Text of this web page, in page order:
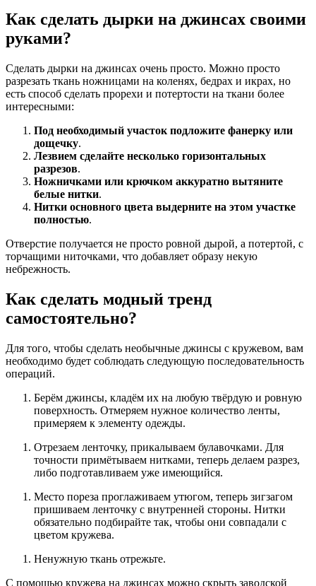
Как сделать дырки на джинсах своими
руками?
Сделать дырки на джинсах очень просто. Можно просто
разрезать ткань ножницами на коленях, бедрах и икрах, но
есть способ сделать прорехи и потертости на ткани более
интересными:
Под необходимый участок подложите фанерку или
дощечку.
Лезвием сделайте несколько горизонтальных
разрезов.
Ножничками или крючком аккуратно вытяните
белые нитки.
Нитки основного цвета выдерните на этом участке
полностью.
Отверстие получается не просто ровной дырой, а потертой, с
торчащими ниточками, что добавляет образу некую
небрежность.
Как сделать модный тренд
самостоятельно?
Для того, чтобы сделать необычные джинсы с кружевом, вам
необходимо будет соблюдать следующую последовательность
операций.
Берём джинсы, кладём их на любую твёрдую и ровную
поверхность. Отмеряем нужное количество ленты,
примеряем к элементу одежды.
Отрезаем ленточку, прикалываем булавочками. Для
точности примётываем нитками, теперь делаем разрез,
либо подготавливаем уже имеющийся.
Место пореза проглаживаем утюгом, теперь зигзагом
пришиваем ленточку с внутренней стороны. Нитки
обязательно подбирайте так, чтобы они совпадали с
цветом кружева.
Ненужную ткань отрежьте.
С помощью кружева на джинсах можно скрыть заводской